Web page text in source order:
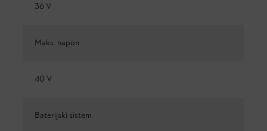
36 V
Maks. napon
40 V
Baterijski sistem